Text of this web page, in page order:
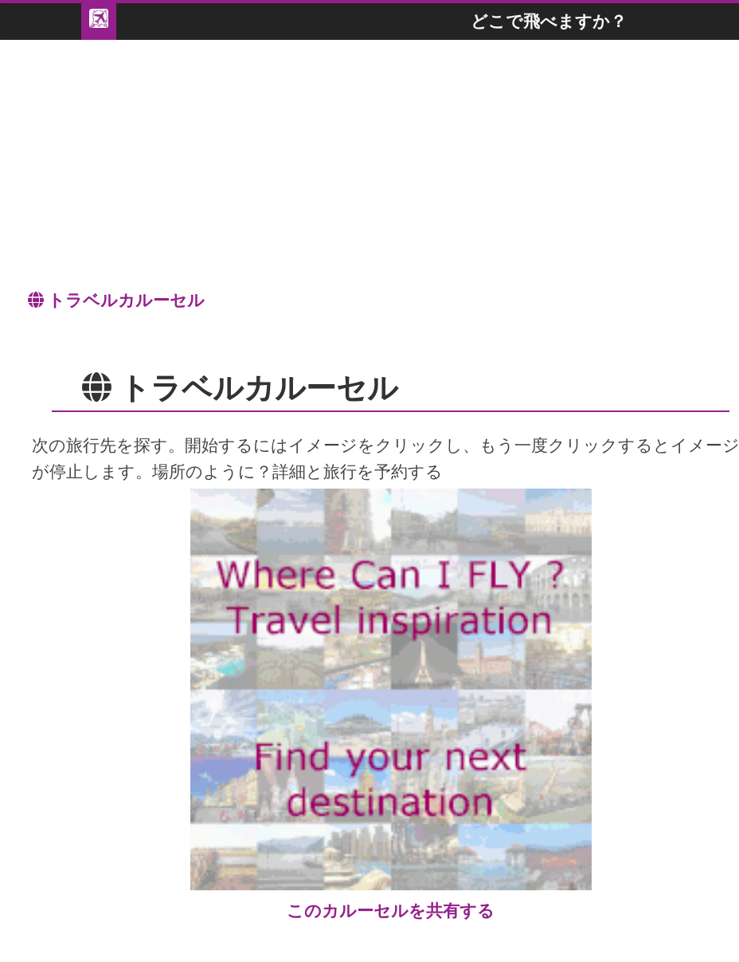
どこで飛べますか？
トラベルカルーセル
トラベルカルーセル
次の旅行先を探す。開始するにはイメージをクリックし、もう一度クリックするとイメージ
が停止します。場所のように？詳細と旅行を予約する
このカルーセルを共有する